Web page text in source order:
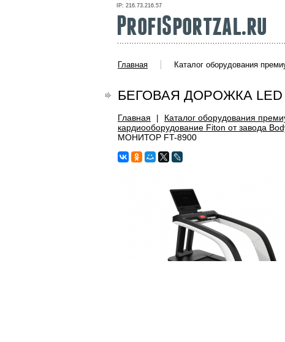
IP: 216.73.216.57
Главная Каталог оборудования
БЕГОВАЯ ДОРОЖКА LЕD
Главная | Каталог оборудования
кардиооборудование Fiton от завода
МОНИТОР FT-8900